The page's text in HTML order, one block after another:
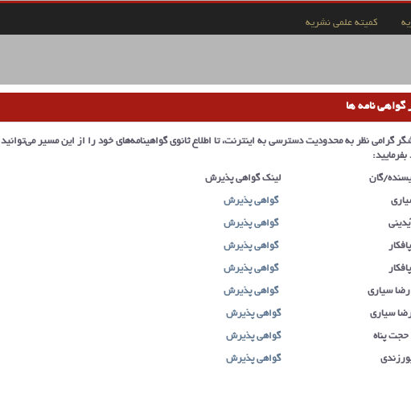
کمیته علمی نشریه
نامه ها
گرامی نظر به محدودیت دسترسی به اینترنت، تا اطلاع ثانوی گواهینامه‌های خود را از این مسیر می‌توانید
بفرمایید:
گان لینک گواهی پذیرش
گواهی پذیرش
گواهی پذیرش
گواهی پذیرش
گواهی پذیرش
رضا سیاری گواهی پذیرش
سیاری گواهی پذیرش
حجت پناه گواهی پذیرش
گواهی پذیرش